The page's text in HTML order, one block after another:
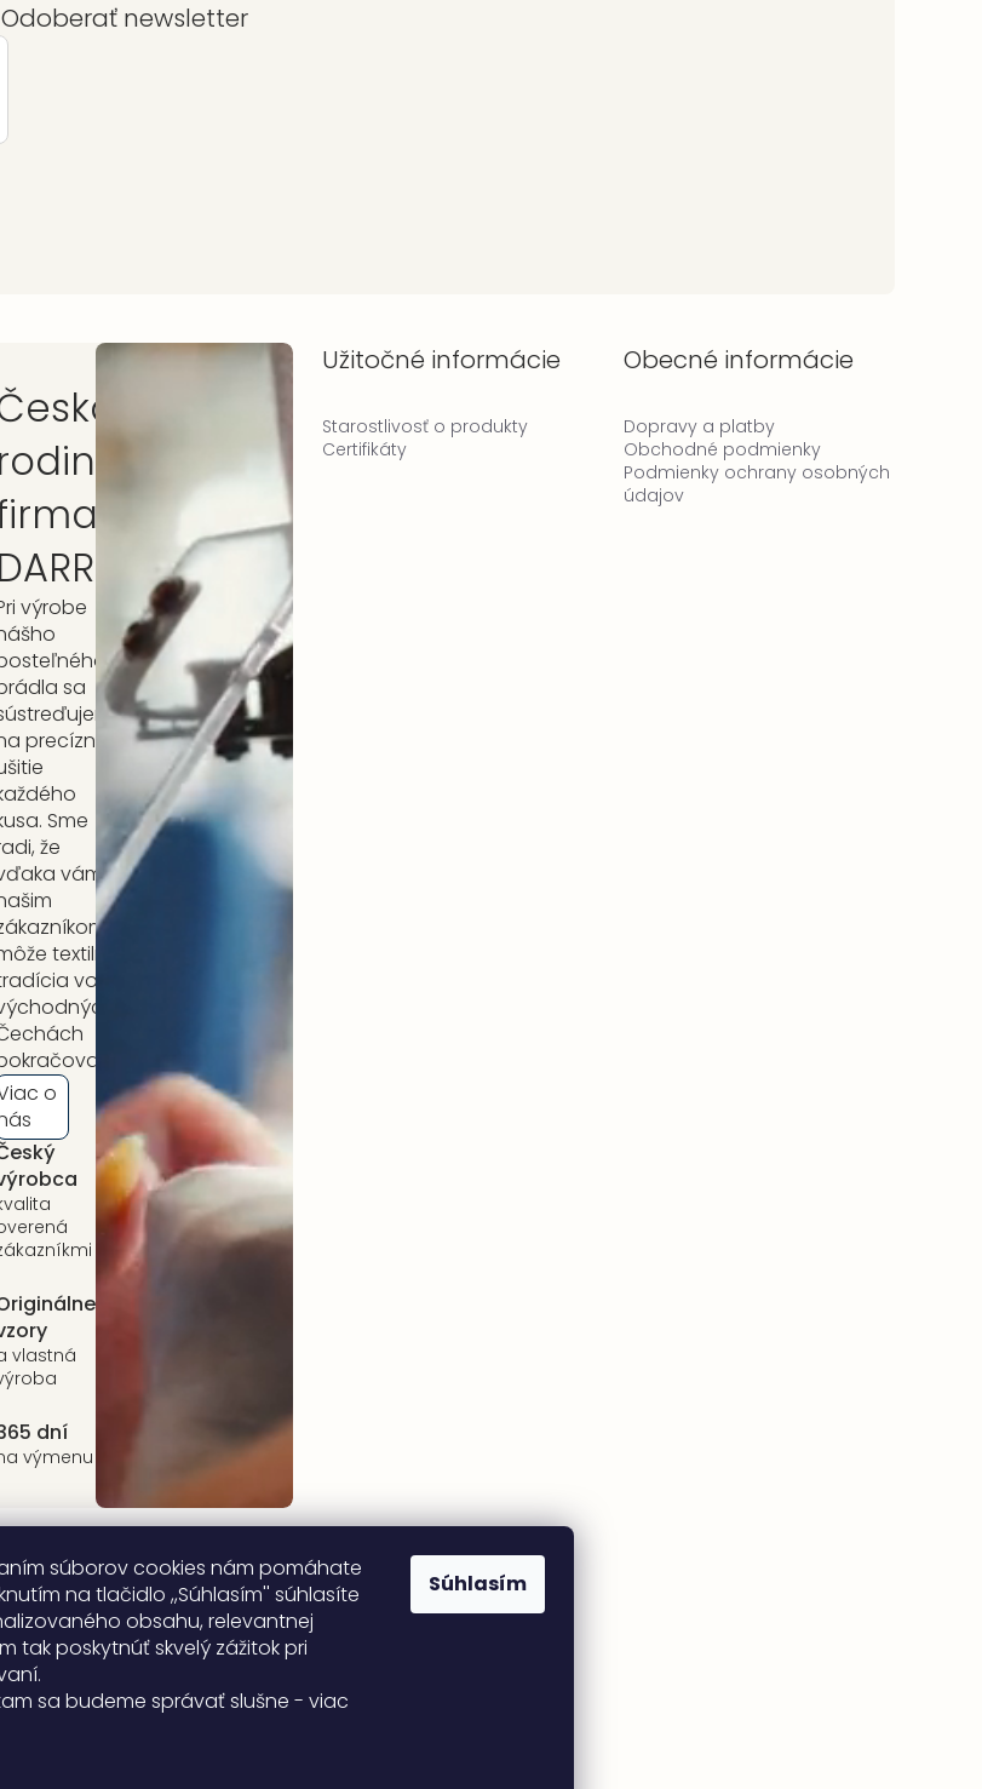
súborov cookies nám pomáhate
na tlačidlo ,,Súhlasím'' súhlasíte
obsahu, relevantnej
tak poskytnúť skvelý zážitok pri
sa budeme správať slušne - viac
Súhlasím
Odoberať newsletter
rodinná
DARRÉ
výrobe
sa
precízne
Sme
že
vám,
textilná
vo
o
5 rokov
záruka
na celý
sortiment
vlastná
dní
výmenu
Užitočné informácie
Starostlivosť o produkty
Certifikáty
Obecné informácie
Dopravy a platby
Obchodné podmienky
Podmienky ochrany osobných
údajov